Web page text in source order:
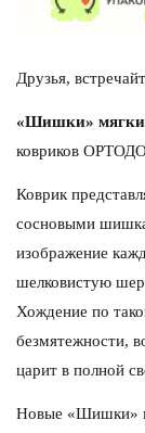
Друзья,
«Шишки»
ковриков
Коврик
сосновыми
изображение
шелковистую
Хождение по
безмятежности,
царит в полной
Новые «Шишки»